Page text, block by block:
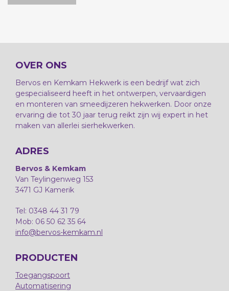
OVER ONS
Bervos en Kemkam Hekwerk is een bedrijf wat zich
gespecialiseerd heeft in het ontwerpen, vervaardigen
en monteren van smeedijzeren hekwerken. Door onze
ervaring die tot 30 jaar terug reikt zijn wij expert in het
maken van allerlei sierhekwerken.
ADRES
Bervos & Kemkam
Van Teylingenweg 153
3471 GJ Kamerik
Tel: 0348 44 31 79
Mob: 06 50 62 35 64
info@bervos-kemkam.nl
PRODUCTEN
Toegangspoort
Automatisering